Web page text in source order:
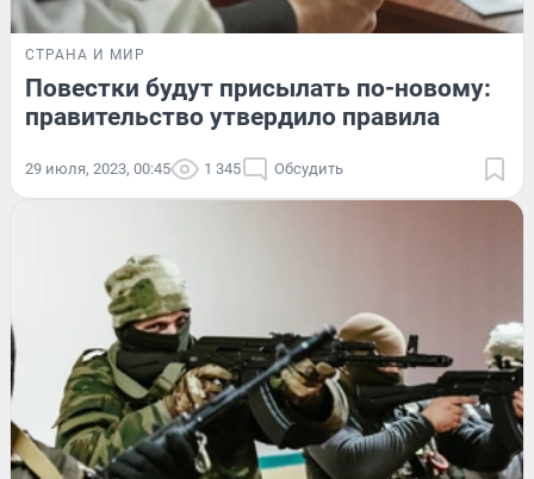
СТРАНА И МИР
Повестки будут присылать по-новому:
правительство утвердило правила
29 июля, 2023, 00:45 1 345 Обсудить